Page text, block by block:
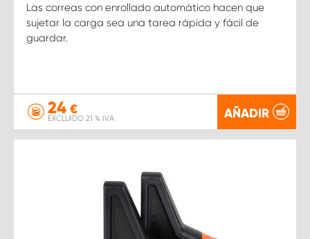
Las correas con enrollado automático hacen que
sujetar la carga sea una tarea rápida y fácil de
guardar.
24 €
EXCLUIDO 21 % IVA AÑADIR